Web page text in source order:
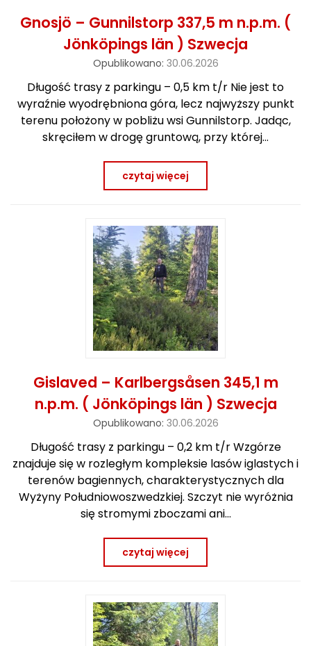
Gnosjö – Gunnilstorp 337,5 m n.p.m. (
Jönköpings län ) Szwecja
Opublikowano: 30.06.2026
Długość trasy z parkingu – 0,5 km t/r Nie jest to
wyraźnie wyodrębniona góra, lecz najwyższy punkt
terenu położony w pobliżu wsi Gunnilstorp. Jadąc,
skręciłem w drogę gruntową, przy której…
czytaj więcej
Gislaved – Karlbergsåsen 345,1 m
n.p.m. ( Jönköpings län ) Szwecja
Opublikowano: 30.06.2026
Długość trasy z parkingu – 0,2 km t/r Wzgórze
znajduje się w rozległym kompleksie lasów iglastych i
terenów bagiennych, charakterystycznych dla
Wyżyny Południowoszwedzkiej. Szczyt nie wyróżnia
się stromymi zboczami ani…
czytaj więcej